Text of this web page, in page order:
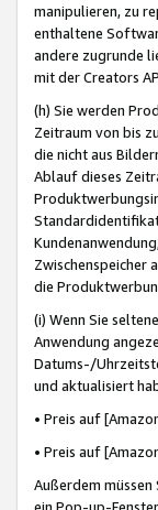
manipulieren, zu
enthaltene
andere zugrunde
mit der Creators
(h) Sie werden
Zeitraum von bis
die nicht aus
Ablauf dieses
Zwischenspeicher
die
(i) Wenn Sie
Anwendung
Datums-/
und aktualisiert
• Preis auf
• Preis auf
Außerdem
ein Pop-up-